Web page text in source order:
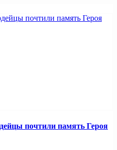
почтили память Героя